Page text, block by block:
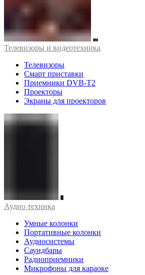
Телевизоры и видеотехника
Телевизоры
Смарт приставки
Приемники DVB-T2
Проекторы
Экраны для проекторов
Аудио техника
Умные колонки
Портативные колонки
Аудиосистемы
Саундбары
Радиоприемники
Микрофоны для караоке